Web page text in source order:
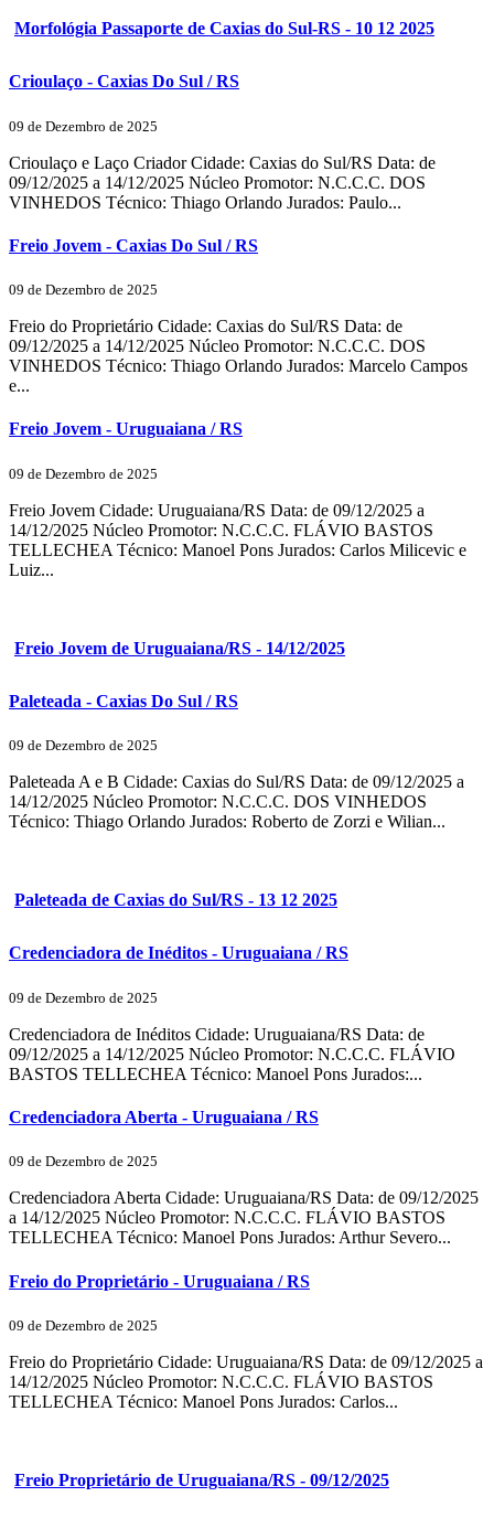
Morfológia Passaporte de Caxias do Sul-RS - 10 12 2025
Crioulaço - Caxias Do Sul / RS
09 de Dezembro de 2025
Crioulaço e Laço Criador Cidade: Caxias do Sul/RS Data: de
09/12/2025 a 14/12/2025 Núcleo Promotor: N.C.C.C. DOS
VINHEDOS Técnico: Thiago Orlando Jurados: Paulo...
Freio Jovem - Caxias Do Sul / RS
09 de Dezembro de 2025
Freio do Proprietário Cidade: Caxias do Sul/RS Data: de
09/12/2025 a 14/12/2025 Núcleo Promotor: N.C.C.C. DOS
VINHEDOS Técnico: Thiago Orlando Jurados: Marcelo Campos
e...
Freio Jovem - Uruguaiana / RS
09 de Dezembro de 2025
Freio Jovem Cidade: Uruguaiana/RS Data: de 09/12/2025 a
14/12/2025 Núcleo Promotor: N.C.C.C. FLÁVIO BASTOS
TELLECHEA Técnico: Manoel Pons Jurados: Carlos Milicevic e
Luiz...
Freio Jovem de Uruguaiana/RS - 14/12/2025
Paleteada - Caxias Do Sul / RS
09 de Dezembro de 2025
Paleteada A e B Cidade: Caxias do Sul/RS Data: de 09/12/2025 a
14/12/2025 Núcleo Promotor: N.C.C.C. DOS VINHEDOS
Técnico: Thiago Orlando Jurados: Roberto de Zorzi e Wilian...
Paleteada de Caxias do Sul/RS - 13 12 2025
Credenciadora de Inéditos - Uruguaiana / RS
09 de Dezembro de 2025
Credenciadora de Inéditos Cidade: Uruguaiana/RS Data: de
09/12/2025 a 14/12/2025 Núcleo Promotor: N.C.C.C. FLÁVIO
BASTOS TELLECHEA Técnico: Manoel Pons Jurados:...
Credenciadora Aberta - Uruguaiana / RS
09 de Dezembro de 2025
Credenciadora Aberta Cidade: Uruguaiana/RS Data: de 09/12/2025
a 14/12/2025 Núcleo Promotor: N.C.C.C. FLÁVIO BASTOS
TELLECHEA Técnico: Manoel Pons Jurados: Arthur Severo...
Freio do Proprietário - Uruguaiana / RS
09 de Dezembro de 2025
Freio do Proprietário Cidade: Uruguaiana/RS Data: de 09/12/2025 a
14/12/2025 Núcleo Promotor: N.C.C.C. FLÁVIO BASTOS
TELLECHEA Técnico: Manoel Pons Jurados: Carlos...
Freio Proprietário de Uruguaiana/RS - 09/12/2025